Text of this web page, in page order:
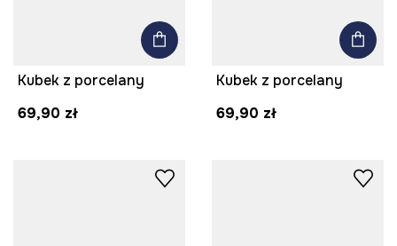
Kubek z porcelany
69,90 zł
Kubek z porcelany
69,90 zł